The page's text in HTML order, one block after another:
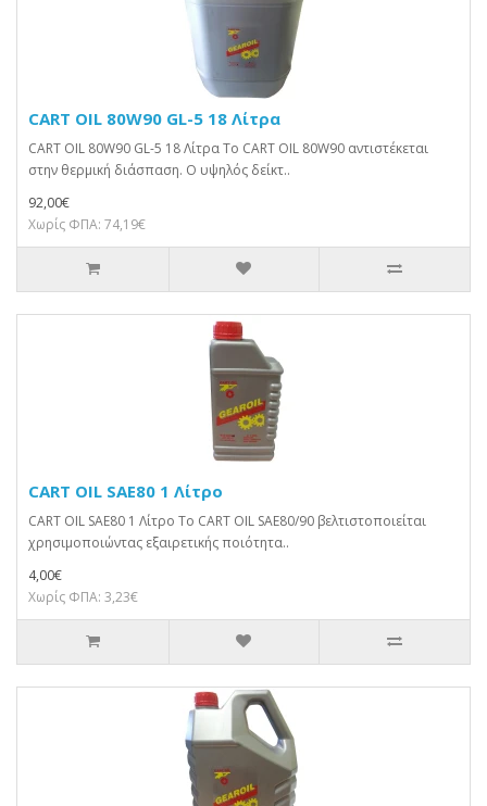
CART OIL 80W90 GL-5 18 Λίτρα
CART OIL 80W90 GL-5 18 Λίτρα Το CART OIL 80W90 αντιστέκεται
στην θερμική διάσπαση. Ο υψηλός δείκτ..
92,00€
Χωρίς ΦΠΑ: 74,19€
CART OIL SAE80 1 Λίτρο
CART OIL SAE80 1 Λίτρο Το CART OIL SAE80/90 βελτιστοποιείται
χρησιμοποιώντας εξαιρετικής ποιότητα..
4,00€
Χωρίς ΦΠΑ: 3,23€